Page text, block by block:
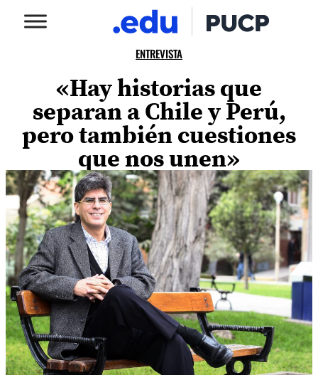
ENTREVISTA
«Hay historias que
separan a Chile y Perú,
pero también cuestiones
que nos unen»